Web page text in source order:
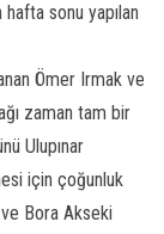
sonu yapılan
Ömer Irmak ve
zaman tam bir
Ulupınar
için çoğunluk
ve Bora Akseki